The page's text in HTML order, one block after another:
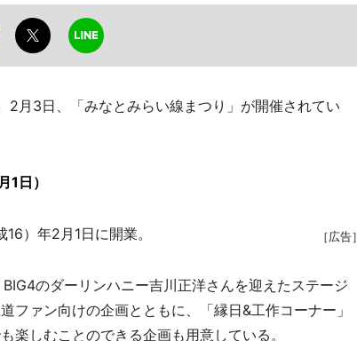
月3日、「みなとみらい線まつり」が開催されてい
日）
［広告］
）年2月1日に開業。
のダーリンハニー吉川正洋さんを迎えたステージ
ファン向けの企画とともに、「縁日&工作コーナー」
楽しむことのできる企画も用意している。